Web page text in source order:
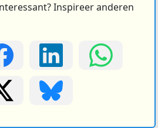
Inspireer anderen